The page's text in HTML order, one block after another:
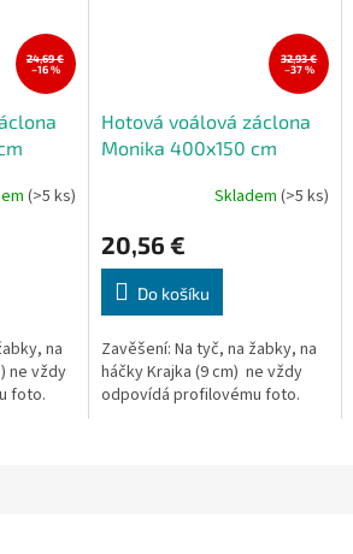
24,69 €
–16 %
(>5 ks)
na
ne vždy
foto.
32,93 €
–37 %
Hotová voálová záclona
Monika 400x150 cm
produktu
je
5,0
z
hvězdiček.
Skladem(>5 ks)
20,56 €
Do košíku
Zavěšení: Na tyč, na žabky, na
háčky Krajka (9 cm) ne vždy
odpovídá profilovému foto.